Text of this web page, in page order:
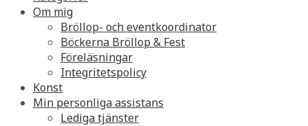
Om mig
Bröllop- och eventkoordinator
Böckerna Bröllop & Fest
Föreläsningar
Integritetspolicy
Konst
Min personliga assistans
Lediga tjänster